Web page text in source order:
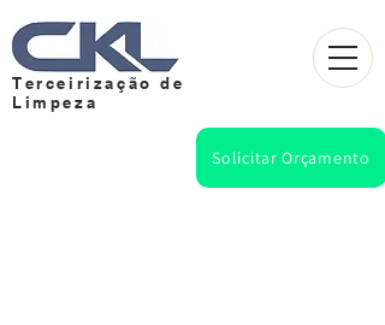
Terceirização de
Limpeza
Solicitar Orçamento